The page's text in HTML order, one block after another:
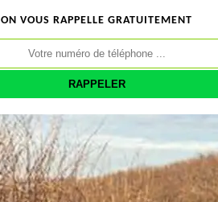
ON VOUS RAPPELLE GRATUITEMENT